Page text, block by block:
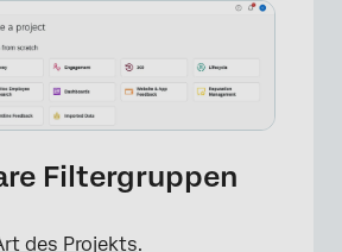
Filtergruppen
des Projekts.